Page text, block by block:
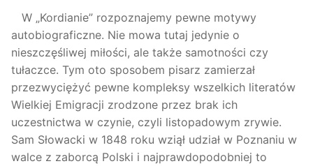
W „Kordianie” rozpoznajemy pewne motywy
autobiograficzne. Nie mowa tutaj jedynie o
nieszczęśliwej miłości, ale także samotności czy
tułaczce. Tym oto sposobem pisarz zamierzał
przezwyciężyć pewne kompleksy wszelkich literatów
Wielkiej Emigracji zrodzone przez brak ich
uczestnictwa w czynie, czyli listopadowym zrywie.
Sam Słowacki w 1848 roku wziął udział w Poznaniu w
walce z zaborcą Polski i najprawdopodobniej to